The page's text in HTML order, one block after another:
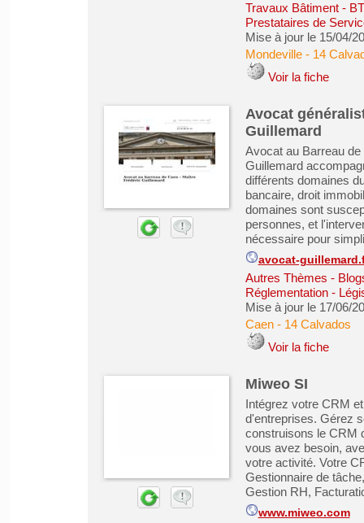
Travaux Bâtiment -
Prestataires de
Mise à jour le 15/04/
Mondeville- 14
Voir la fiche
Avocat
Guillemard
Avocat au Barreau
Guillemard
différents domaines
bancaire, droit
domaines sont
personnes, et
nécessaire pour
avocat-
Autres Thèmes -
Réglementation -
Mise à jour le 17/06/
Caen- 14 Calvados
Voir la fiche
Miweo SI
Intégrez votre CRM
d'entreprises. Gérez
construisons le CRM
vous avez besoin,
votre activité. Votre
Gestionnaire de
Gestion RH,
www.miweo.com